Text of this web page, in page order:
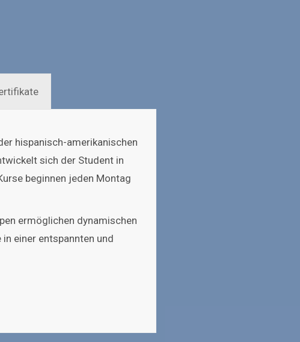
hispanisch-amerikanischen
sich der Student in
beginnen jeden Montag
ermöglichen dynamischen
einer entspannten und